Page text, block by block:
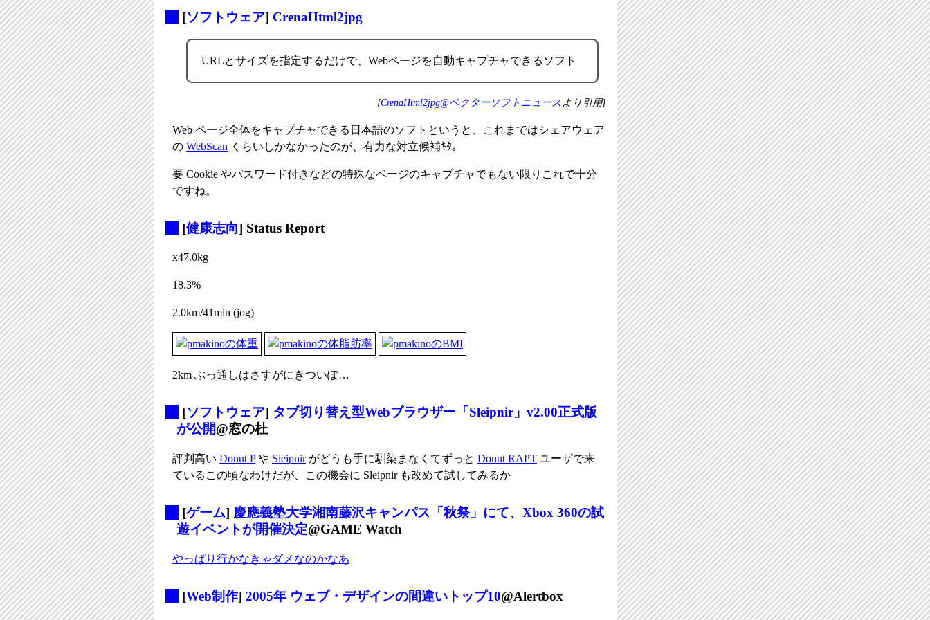
[ソフトウェア] CrenaHtml2jpg
URLとサイズを指定するだけで、Webページを自動キャプチャできるソフト
[CrenaHtml2jpg@ベクターソフトニュース より引用]
Web ページ全体をキャプチャできる日本語のソフトというと、これまではシェアウェア
の WebScan くらいしかなかったのが、有力な対立候補ｷﾀ。
要 Cookie やパスワード付きなどの特殊なページのキャプチャでもない限りこれで十分
ですね。
[健康志向] Status Report
x47.0kg
18.3%
2.0km/41min (jog)
2km ぶっ通しはさすがにきついぽ…
[ソフトウェア] タブ切り替え型Webブラウザー「Sleipnir」v2.00正式版
が公開@窓の杜
評判高い Donut Pや Sleipnirがどうも手に馴染まなくてずっと Donut RAPT ユーザで来
ているこの頃なわけだが、この機会に Sleipnir も改めて試してみるか
[ゲーム] 慶應義塾大学湘南藤沢キャンパス「秋祭」にて、Xbox 360の試
遊イベントが開催決定@GAME Watch
やっぱり行かなきゃダメなのかなあ
[Web制作]2005年 ウェブ・デザインの間違いトップ10@Alertbox